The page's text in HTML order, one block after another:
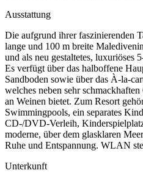
Ausstattung
Die aufgrund ihrer faszinierenden
lange und 100 m breite
und als neu gestaltetes, luxuriöses
Es verfügt über das halboffene
Sandboden sowie über das À-la-
welches neben sehr
an Weinen bietet. Zum Resort
Swimmingpools, ein separates
CD-/DVD-Verleih,
moderne, über dem glasklaren
Ruhe und Entspannung. WLAN
Unterkunft